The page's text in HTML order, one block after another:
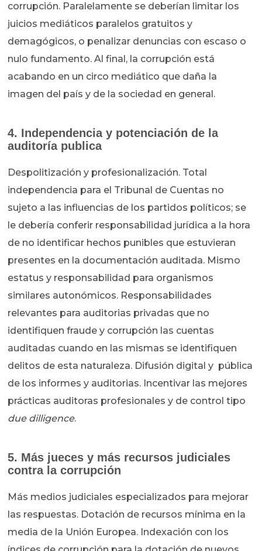
corrupción. Paralelamente se deberían limitar los
juicios mediáticos paralelos gratuitos y
demagógicos, o penalizar denuncias con escaso o
nulo fundamento. Al final, la corrupción está
acabando en un circo mediático que daña la
imagen del país y de la sociedad en general.
4. Independencia y potenciación de la
auditoría publica
Despolitización y profesionalización. Total
independencia para el Tribunal de Cuentas no
sujeto a las influencias de los partidos políticos; se
le debería conferir responsabilidad jurídica a la hora
de no identificar hechos punibles que estuvieran
presentes en la documentación auditada. Mismo
estatus y responsabilidad para organismos
similares autonómicos. Responsabilidades
relevantes para auditorias privadas que no
identifiquen fraude y corrupción las cuentas
auditadas cuando en las mismas se identifiquen
delitos de esta naturaleza. Difusión digital y pública
de los informes y auditorias. Incentivar las mejores
prácticas auditoras profesionales y de control tipo
due dilligence.
5. Más jueces y más recursos judiciales
contra la corrupción
Más medios judiciales especializados para mejorar
las respuestas. Dotación de recursos mínima en la
media de la Unión Europea. Indexación con los